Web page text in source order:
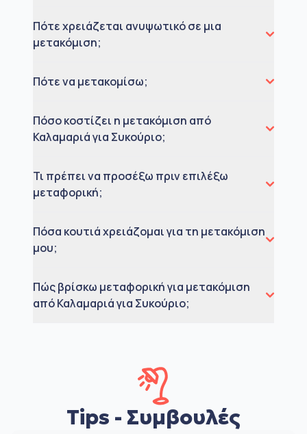
Πότε χρειάζεται ανυψωτικό σε μια
μετακόμιση;
Πότε να μετακομίσω;
Πόσο κοστίζει η μετακόμιση από
Καλαμαριά για Συκούριο;
Τι πρέπει να προσέξω πριν επιλέξω
μεταφορική;
Πόσα κουτιά χρειάζομαι για τη μετακόμιση
μου;
Πώς βρίσκω μεταφορική για μετακόμιση
από Καλαμαριά για Συκούριο;
Tips - Συμβουλές